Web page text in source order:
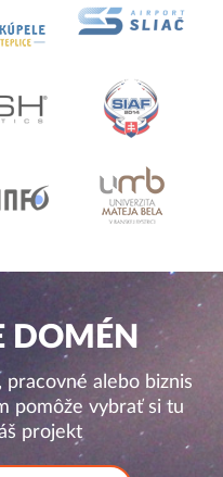
DOMÉN
alebo biznis
pomôže vybrať si tu
projekt